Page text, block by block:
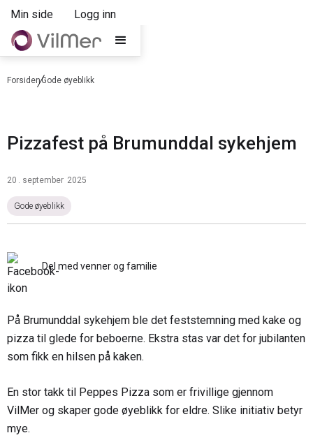
Min side Logg inn
ForsidenGode øyeblikk
Pizzafest på Brumunddal sykehjem
20 . september 2025
Gode øyeblikk
Del med venner og familie
På Brumunddal sykehjem ble det feststemning med kake og
pizza til glede for beboerne. Ekstra stas var det for jubilanten
som fikk en hilsen på kaken.
En stor takk til Peppes Pizza som er frivillige gjennom
VilMer og skaper gode øyeblikk for eldre. Slike initiativ betyr
mye.